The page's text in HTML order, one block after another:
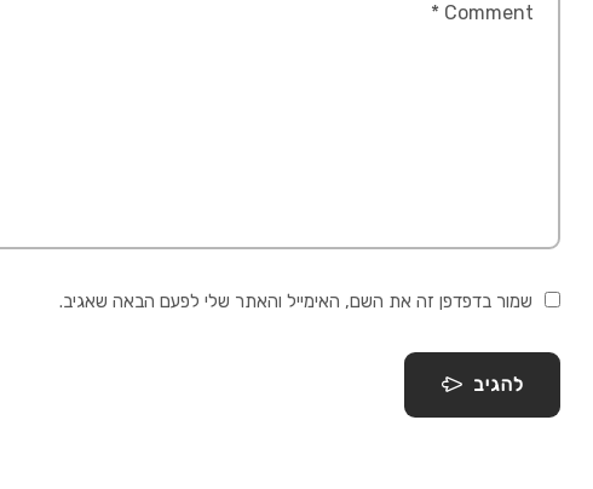
שמור בדפדפן זה את השם, האימייל והאתר שלי לפעם הבאה שאגיב.
להגיב